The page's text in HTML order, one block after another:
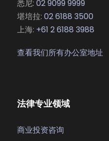
悉尼: 02 9099 9999
堪培拉: 02 6188 3500
上海: +61 2 6188 3988
查看我们所有办公室地址
法律专业领域
商业投资咨询